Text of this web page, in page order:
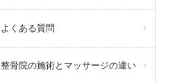
よくある質問
整骨院の施術とマッサージの違い